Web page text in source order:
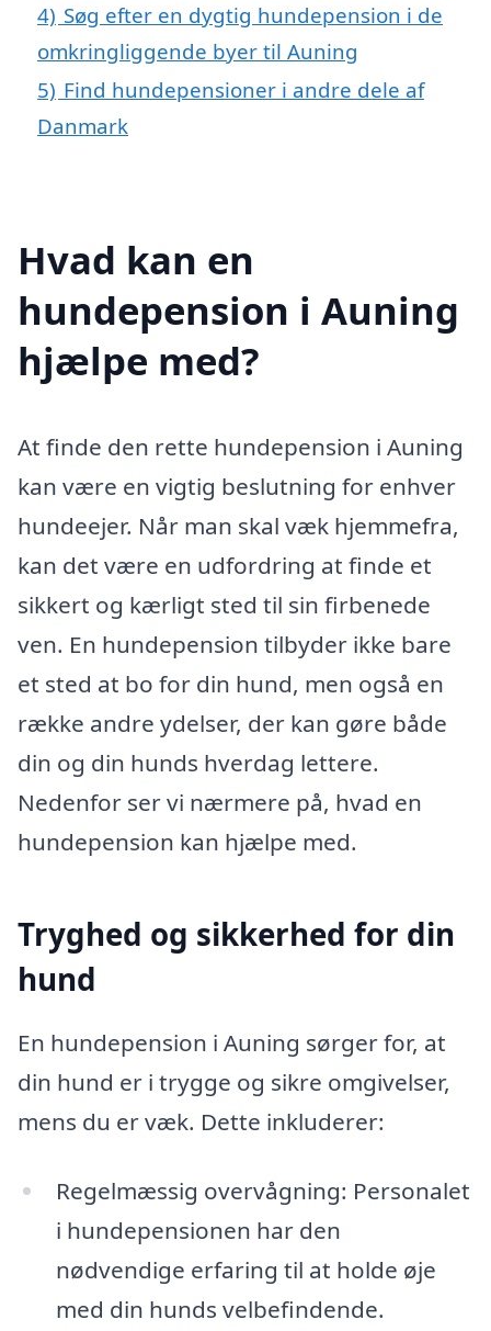
4) Søg efter en dygtig hundepension i de
omkringliggende byer til Auning
5) Find hundepensioner i andre dele af
Danmark
Hvad kan en
hundepension i Auning
hjælpe med?
At finde den rette hundepension i Auning
kan være en vigtig beslutning for enhver
hundeejer. Når man skal væk hjemmefra,
kan det være en udfordring at finde et
sikkert og kærligt sted til sin firbenede
ven. En hundepension tilbyder ikke bare
et sted at bo for din hund, men også en
række andre ydelser, der kan gøre både
din og din hunds hverdag lettere.
Nedenfor ser vi nærmere på, hvad en
hundepension kan hjælpe med.
Tryghed og sikkerhed for din
hund
En hundepension i Auning sørger for, at
din hund er i trygge og sikre omgivelser,
mens du er væk. Dette inkluderer:
Regelmæssig overvågning: Personalet
i hundepensionen har den
nødvendige erfaring til at holde øje
med din hunds velbefindende.